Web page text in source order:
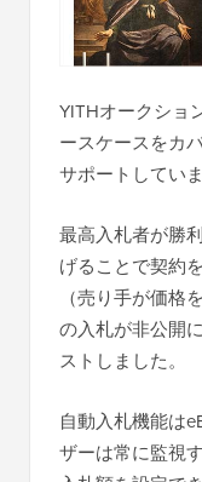
YITHオークショ
ースケースをカ
サポートしていま
最高入札者が勝
げることで契約
（売り手が価格
の入札が非公開
ストしました。
自動入札機能は
ザーは常に監視